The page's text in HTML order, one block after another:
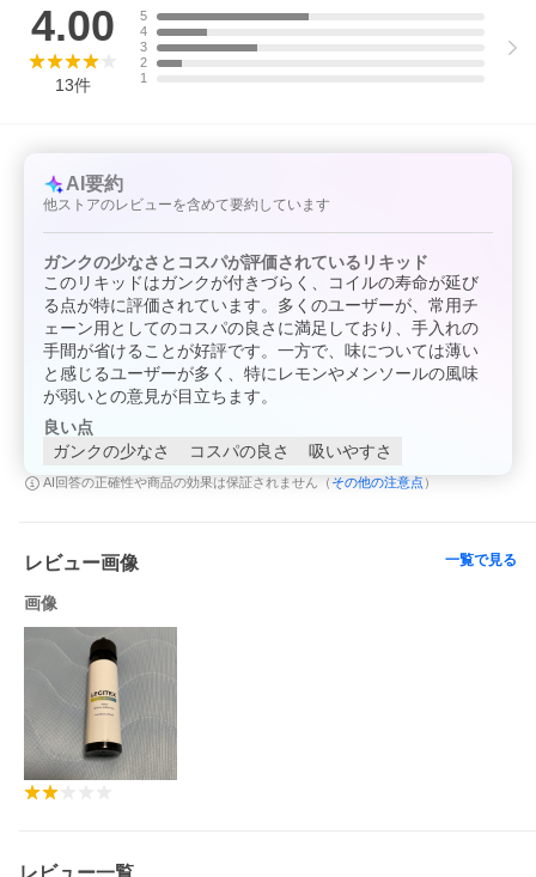
4.00
13件
5
4
3
2
1
AI要約
他ストアのレビューを含めて要約しています
ガンクの少なさとコスパが評価されているリキッド
このリキッドはガンクが付きづらく、コイルの寿命が延び
る点が特に評価されています。多くのユーザーが、常用チ
ェーン用としてのコスパの良さに満足しており、手入れの
手間が省けることが好評です。一方で、味については薄い
と感じるユーザーが多く、特にレモンやメンソールの風味
が弱いとの意見が目立ちます。
良い点
ガンクの少なさ
コスパの良さ 吸いやすさ
AI回答の正確性や商品の効果は保証されません（ その他の注意点 ）
レビュー画像 一覧で見る
画像